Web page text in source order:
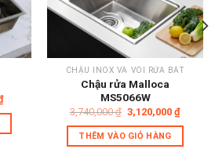
to
₫.
Giá
tại
Add to
wishlist
CHẬU INOX VÀ VÒI RỬA BÁT
Chậu rửa Malloca
MS5066W
3,740,000₫ Giá
gốc
là:
3,740,000 ₫.
3,120,000 ₫Giá
hiện
tại
THÊM VÀO GIỎ HÀNG